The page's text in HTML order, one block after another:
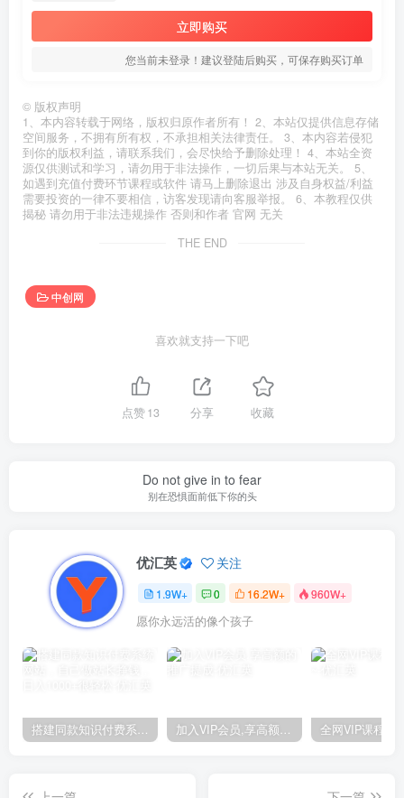
立即购买
您当前未登录！建议登陆后购买，可保存购买订单
© 版权声明
1、本内容转载于网络，版权归原作者所有！ 2、本站仅提供信息存储
空间服务，不拥有所有权，不承担相关法律责任。 3、本内容若侵犯
到你的版权利益，请联系我们，会尽快给予删除处理！ 4、本站全资
源仅供测试和学习，请勿用于非法操作，一切后果与本站无关。 5、
如遇到充值付费环节课程或软件 请马上删除退出 涉及自身权益/利益
需要投资的一律不要相信，访客发现请向客服举报。 6、本教程仅供
揭秘 请勿用于非法违规操作 否则和作者 官网 无关
THE END
中创网
喜欢就支持一下吧
点赞13 分享 收藏
Do not give in to fear
别在恐惧面前低下你的头
优汇英 关注
1.9W+ 0 16.2W+ 960W+
愿你永远活的像个孩子
搭建同款知识付费系统网站，自己做站长挣钱，日入1000+很轻松 加入VIP会员,享高额的推广提成